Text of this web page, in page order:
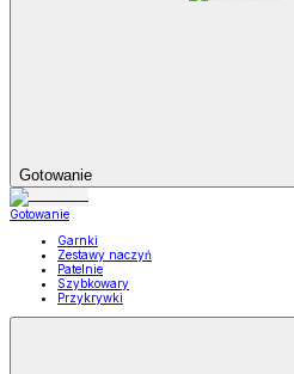
Gotowanie
Gotowanie
Garnki
Zestawy naczyń
Patelnie
Szybkowary
Przykrywki